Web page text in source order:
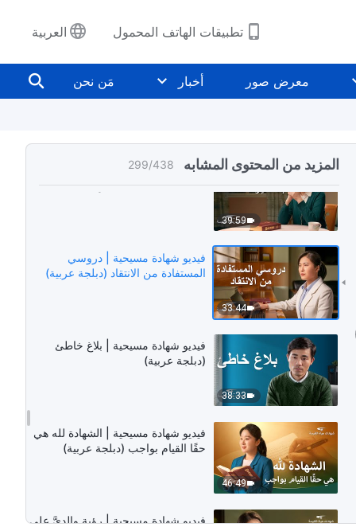
تطبيقات الهاتف المحمول العربية
معرض صور أخبار مَن نحن
المزيد من المحتوى المشابه 299/438
فيديو شهادة مسيحية | عاقبة التقنُّع
والتخفِّي (دبلجة عربية)
39:59
فيديو شهادة مسيحية | تأملات بعد اختيار
القائدة الخطأ (دبلجة عربية)
33:44
فيديو شهادة مسيحية | دروسي
المستفادة من الانتقاد (دبلجة عربية)
38:33
فيديو شهادة مسيحية | بلاغ خاطئ
(دبلجة عربية)
46:49
فيديو شهادة مسيحية | الشهادة لله هي
حقًا القيام بواجب (دبلجة عربية)
فيديو شهادة مسيحية | رؤية والديَّ على